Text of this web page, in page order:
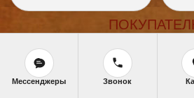
Как сделать
Доставка и
Политика
Мессенджеры Звонок